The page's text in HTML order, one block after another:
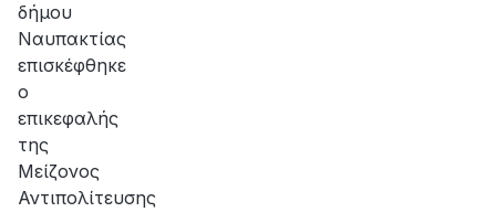
δήμου
Ναυπακτίας
επισκέφθηκε
ο
επικεφαλής
της
Μείζονος
Αντιπολίτευσης